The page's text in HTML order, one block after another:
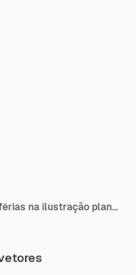
Gerente de escritório sonhando com férias na ilustração plana do mar. Homem de negócios dos desenhos animados relaxando durante o trabalho e pensando em surfar. Modelo de folheto